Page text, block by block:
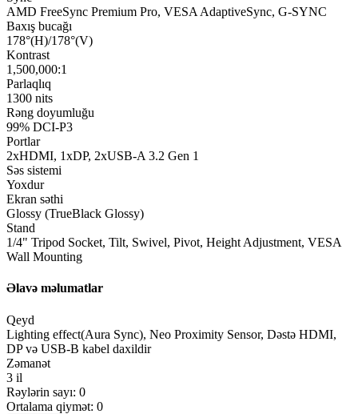
AMD FreeSync Premium Pro, VESA AdaptiveSync, G-SYNC
Baxış bucağı
178°(H)/178°(V)
Kontrast
1,500,000:1
Parlaqlıq
1300 nits
Rəng doyumluğu
99% DCI-P3
Portlar
2xHDMI, 1xDP, 2xUSB-A 3.2 Gen 1
Səs sistemi
Yoxdur
Ekran səthi
Glossy (TrueBlack Glossy)
Stand
1/4" Tripod Socket, Tilt, Swivel, Pivot, Height Adjustment, VESA
Wall Mounting
Əlavə məlumatlar
Qeyd
Lighting effect(Aura Sync), Neo Proximity Sensor, Dəstə HDMI,
DP və USB-B kabel daxildir
Zəmanət
3 il
Rəylərin sayı: 0
Ortalama qiymət: 0